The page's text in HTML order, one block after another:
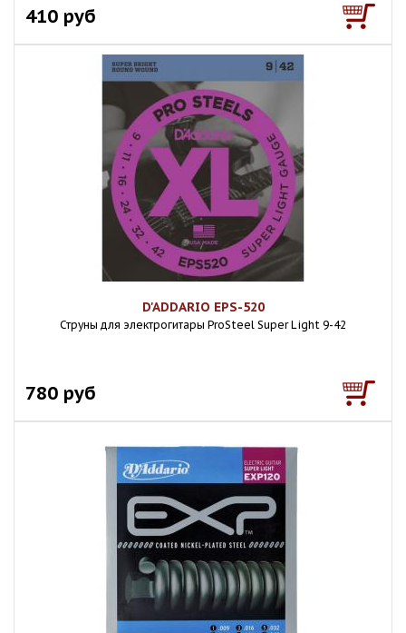
410 руб
D'ADDARIO EPS-520
Струны для электрогитары ProSteel Super Light 9-42
780 руб